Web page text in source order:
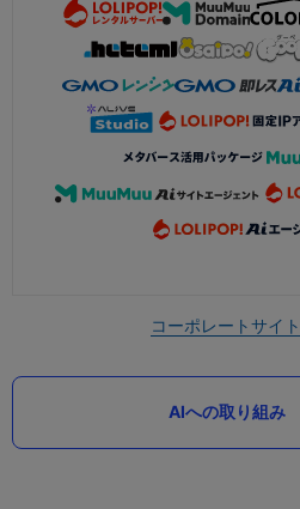
コーポレートサイト
AIへの取り組み